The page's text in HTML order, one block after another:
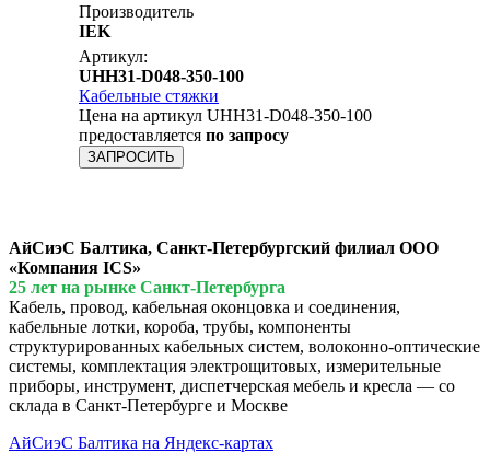
Производитель
IEK
Артикул:
UHH31-D048-350-100
Кабельные стяжки
Цена на артикул UHH31-D048-350-100
предоставляется по запросу
ЗАПРОСИТЬ
АйСиэС Балтика, Санкт-Петербургский филиал ООО
«Компания ICS»
25 лет на рынке Санкт-Петербурга
Кабель, провод, кабельная оконцовка и соединения,
кабельные лотки, короба, трубы, компоненты
структурированных кабельных систем, волоконно-оптические
системы, комплектация электрощитовых, измерительные
приборы, инструмент, диспетчерская мебель и кресла — со
склада в Санкт-Петербурге и Москве
АйСиэС Балтика на Яндекс-картах